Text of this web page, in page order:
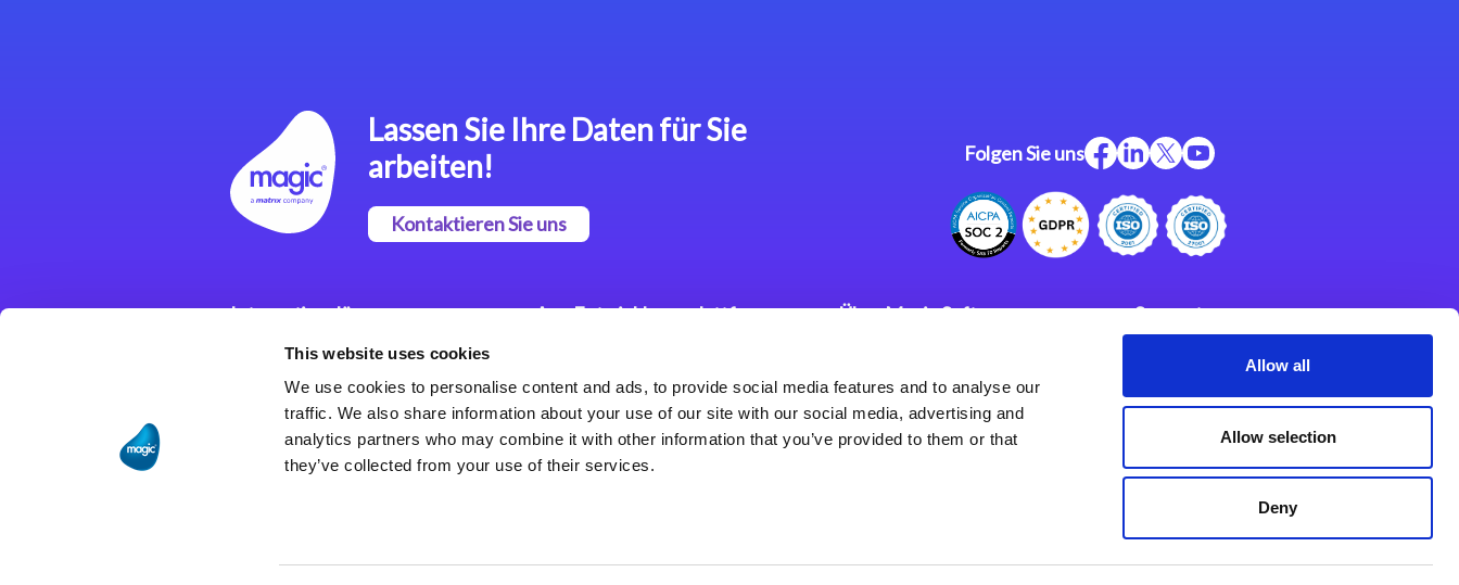
This website uses cookies
We use cookies to personalise content and ads, to provide social media features and to analyse our
traffic. We also share information about your use of our site with our social media, advertising and
analytics partners who may combine it with other information that you’ve provided to them or that
they’ve collected from your use of their services.
Allow all
Allow selection
Deny
Lassen Sie Ihre Daten für Sie
arbeiten!
Kontaktieren Sie uns
Folgen Sie uns
Integrationslösungen
Magic xpi
Integrationsplattform
App Entwicklungsplattform
Plattform
Magic xpa Web Application
Framework
Über Magic Software
Karriere
Datenschutzerklärung
Weltweite Niederlassungen
Support
Impressum